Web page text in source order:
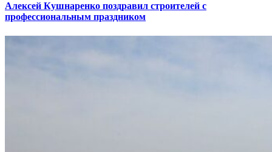
Алексей Кушнаренко поздравил строителей с
профессиональным праздником